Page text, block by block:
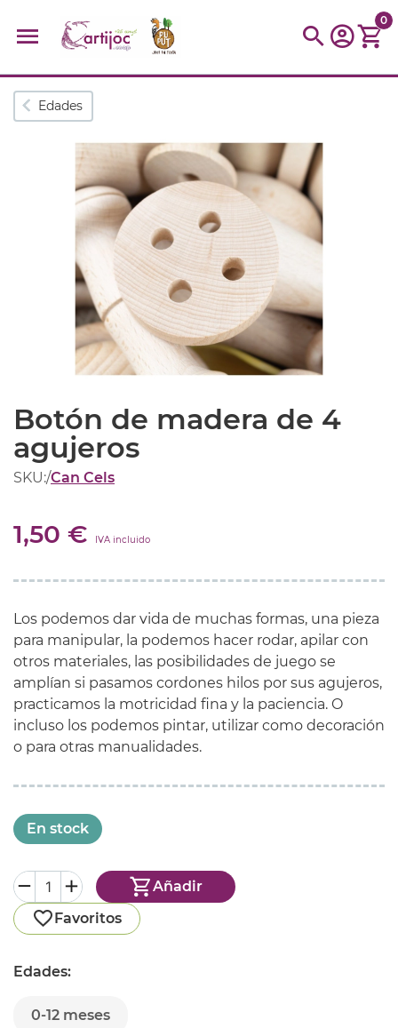
Búsquedas populares
muñeca Parchís Moulin
montessori
kit kidynight Puzzle
Botella
0
Edades
Botón de madera de 4
agujeros
SKU:/Can Cels
1,50 € IVA incluido
Los podemos dar vida de muchas formas, una pieza
para manipular, la podemos hacer rodar, apilar con
otros materiales, las posibilidades de juego se
amplían si pasamos cordones hilos por sus agujeros,
practicamos la motricidad fina y la paciencia. O
incluso los podemos pintar, utilizar como decoración
o para otras manualidades.
En stock
Añadir
Favoritos
Edades:
0-12 meses